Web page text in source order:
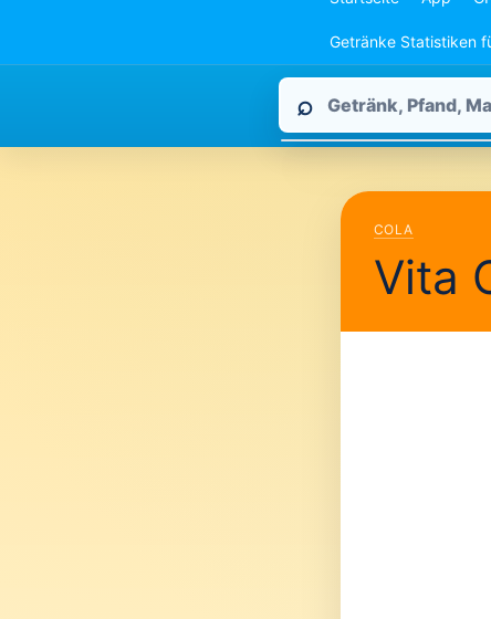
Getränke Statistiken
Pfandpirat
durchsuchen
⌕
COLA
Vita